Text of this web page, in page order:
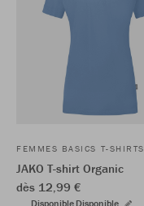
FEMMES BASICS T-SHIRTS
JAKO T-shirt Organic
dès 12,99 €
Disponible Disponible